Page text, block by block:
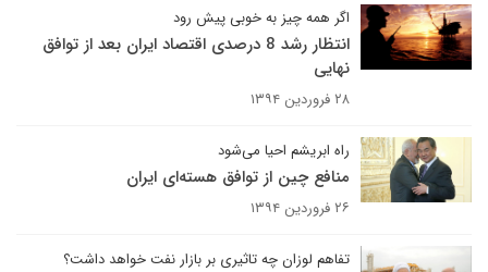
اگر همه چیز به خوبی پیش رود
انتظار رشد 8 درصدی اقتصاد ایران بعد از توافق
نهایی
۲۸ فروردین ۱۳۹۴
راه ابریشم احیا می‌شود
منافع چین از توافق هسته‌ای ایران
۲۶ فروردین ۱۳۹۴
تفاهم لوزان چه تاثیری بر بازار نفت خواهد داشت؟